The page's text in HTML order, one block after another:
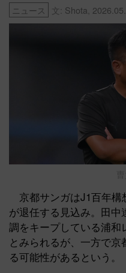
ニュース 文: Shota
京都サンガはJ1百年構
が退任する見込み。田
調をキープしている浦
とみられるが、一方で
る可能性があるという。